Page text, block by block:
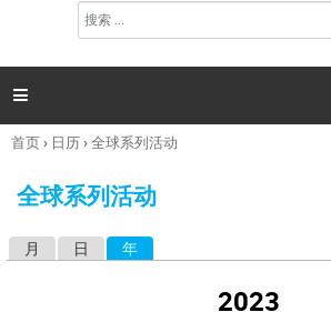
搜
索

你
这
首页› 日历›全球系列活动
全球系列活动
月 日 年
2023